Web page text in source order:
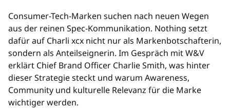
Consumer-Tech-Marken suchen nach neuen Wegen
aus der reinen Spec-Kommunikation. Nothing setzt
dafür auf Charli xcx nicht nur als Markenbotschafterin,
sondern als Anteilseignerin. Im Gespräch mit W&V
erklärt Chief Brand Officer Charlie Smith, was hinter
dieser Strategie steckt und warum Awareness,
Community und kulturelle Relevanz für die Marke
wichtiger werden.